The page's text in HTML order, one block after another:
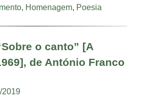
, Homenagem, Poesia
o canto” [A
de António Franco
2019